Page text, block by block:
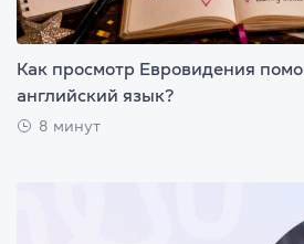
Как просмотр Евровидения
английский язык?
8 минут